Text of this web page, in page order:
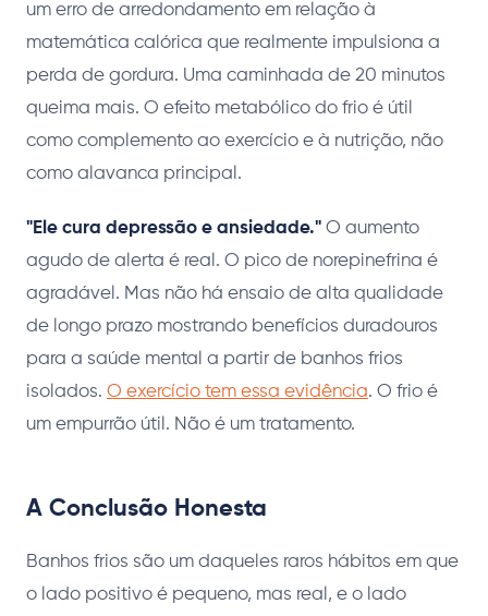
um erro de arredondamento em relação à
matemática calórica que realmente impulsiona a
perda de gordura. Uma caminhada de 20 minutos
queima mais. O efeito metabólico do frio é útil
como complemento ao exercício e à nutrição, não
como alavanca principal.
"Ele cura depressão e ansiedade." O aumento
agudo de alerta é real. O pico de norepinefrina é
agradável. Mas não há ensaio de alta qualidade
de longo prazo mostrando benefícios duradouros
para a saúde mental a partir de banhos frios
isolados. O exercício tem essa evidência. O frio é
um empurrão útil. Não é um tratamento.
A Conclusão Honesta
Banhos frios são um daqueles raros hábitos em que
o lado positivo é pequeno, mas real, e o lado